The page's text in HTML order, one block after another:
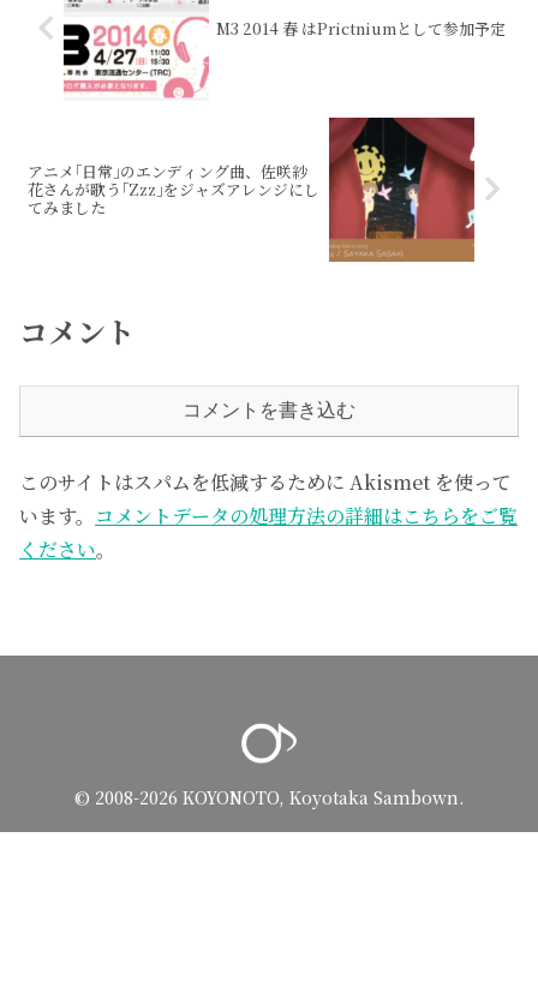
M3 2014 春 はPrictniumとして参加予定
アニメ｢日常｣のエンディング曲、佐咲紗
花さんが歌う｢Zzz｣をジャズアレンジにし
てみました
コメント
コメントを書き込む
このサイトはスパムを低減するために Akismet を使って
います。 コメントデータの処理方法の詳細はこちらをご覧
ください。
© 2008-2026 KOYONOTO, Koyotaka Sambown.